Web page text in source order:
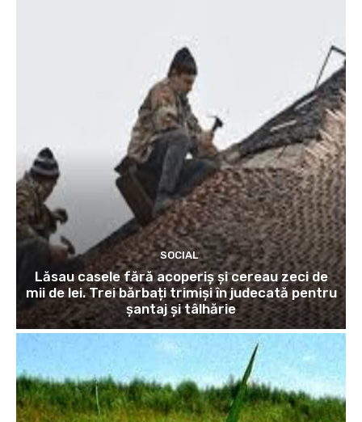
SOCIAL
Lăsau casele fără acoperiș și cereau zeci de
mii de lei. Trei bărbați trimiși în judecată pentru
șantaj și tâlhărie